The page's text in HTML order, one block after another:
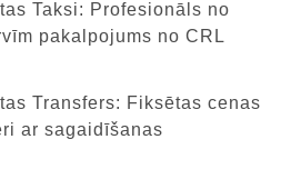
Taksi: Profesionāls no
pakalpojums no CRL
Transfers: Fiksētas cenas
ar sagaidīšanas